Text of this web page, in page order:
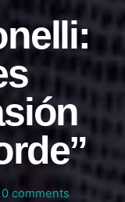
0 comments